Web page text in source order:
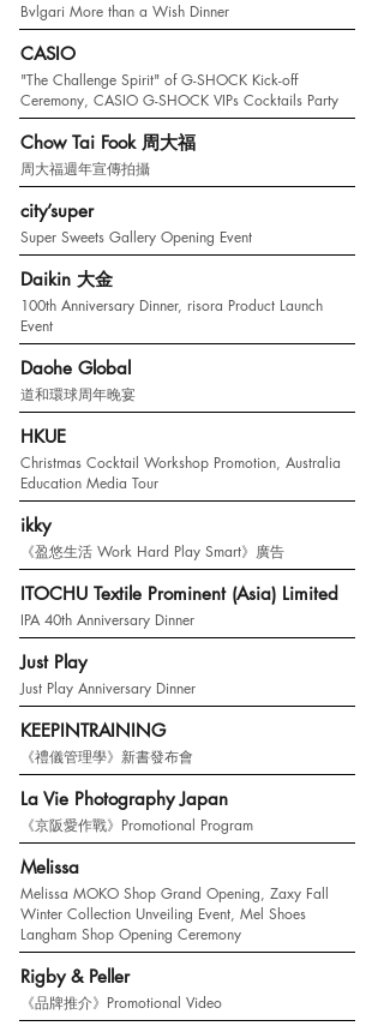
Bvlgari More than a Wish Dinner
CASIO
"The Challenge Spirit" of G-SHOCK Kick-off
Ceremony, CASIO G-SHOCK VIPs Cocktails Party
Chow Tai Fook 周大福
周大福週年宣傳拍攝
city’super
Super Sweets Gallery Opening Event
Daikin 大金
100th Anniversary Dinner, risora Product Launch
Event
Daohe Global
道和環球周年晚宴
HKUE
Christmas Cocktail Workshop Promotion, Australia
Education Media Tour
ikky
《盈悠生活 Work Hard Play Smart》廣告
ITOCHU Textile Prominent (Asia) Limited
IPA 40th Anniversary Dinner
Just Play
Just Play Anniversary Dinner
KEEPINTRAINING
《禮儀管理學》新書發布會
La Vie Photography Japan
《京阪愛作戰》Promotional Program
Melissa
Melissa MOKO Shop Grand Opening, Zaxy Fall
Winter Collection Unveiling Event, Mel Shoes
Langham Shop Opening Ceremony
Rigby & Peller
《品牌推介》Promotional Video